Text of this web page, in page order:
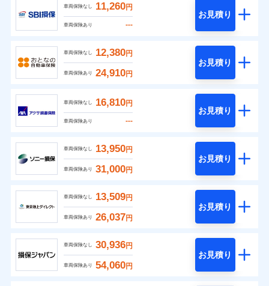
車両保険なし 11,260円
車両保険あり ---
お見積り
車両保険なし 12,380円
車両保険あり 24,910円
お見積り
車両保険なし 16,810円
車両保険あり ---
お見積り
車両保険なし 13,950円
車両保険あり 31,000円
お見積り
車両保険なし 13,509円
車両保険あり 26,037円
お見積り
車両保険なし 30,936円
車両保険あり 54,060円
お見積り